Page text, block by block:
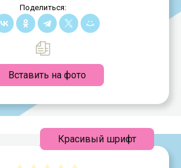
Поделиться:
Вставить на фото
Красивый шрифт